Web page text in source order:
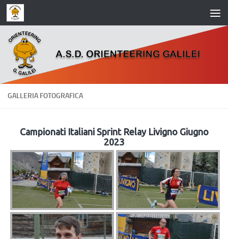
Salta al contenuto
GALLERIA FOTOGRAFICA
Campionati Italiani Sprint Relay Livigno Giugno
2023